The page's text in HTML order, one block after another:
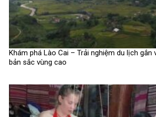
Khám phá Lào Cai – Trải nghiệm du lịch gắn
bản sắc vùng cao